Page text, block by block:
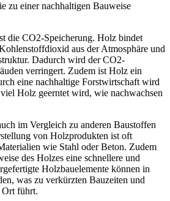
zu einer nachhaltigen Bauweise
die CO2-Speicherung. Holz bindet
aus der Atmosphäre und
Dadurch wird der CO2-
verringert. Zudem ist Holz ein
eine nachhaltige Forstwirtschaft wird
Holz geerntet wird, wie nachwachsen
im Vergleich zu anderen Baustoffen
von Holzprodukten ist oft
wie Stahl oder Beton. Zudem
des Holzes eine schnellere und
Holzbauelemente können in
was zu verkürzten Bauzeiten und
Ort führt.